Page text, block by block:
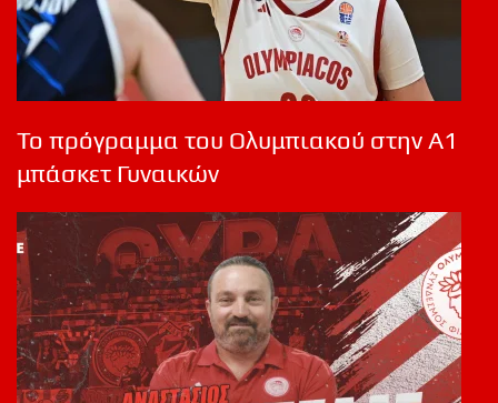
Το πρόγραμμα του Ολυμπιακού στην Α1
μπάσκετ Γυναικών